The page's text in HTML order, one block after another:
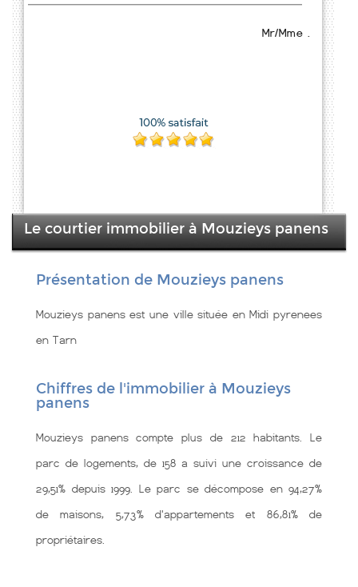
Mr/Mme .
Le courtier immobilier à Mouzieys panens
Présentation de Mouzieys panens
Mouzieys panens est une ville située en Midi pyrenees
en Tarn
Chiffres de l'immobilier à Mouzieys
panens
Mouzieys panens compte plus de 212 habitants. Le
parc de logements, de 158 a suivi une croissance de
29,51% depuis 1999. Le parc se décompose en 94,27%
de maisons, 5,73% d'appartements et 86,81% de
propriétaires.